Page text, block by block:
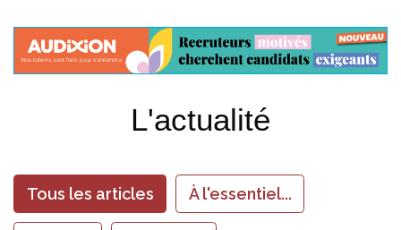
L'actualité
Tous les articles À l'essentiel...